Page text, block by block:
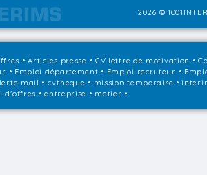
2026 ©
•Articles presse • CV lettre de motivation •
• Emploi département • Emploi recruteur •
mail • cvtheque • mission temporaire •
d'offres • entreprise • metier •